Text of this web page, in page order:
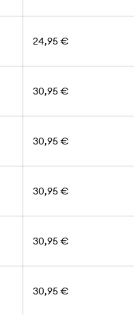
24,95 €
30,95 €
30,95 €
30,95 €
30,95 €
30,95 €